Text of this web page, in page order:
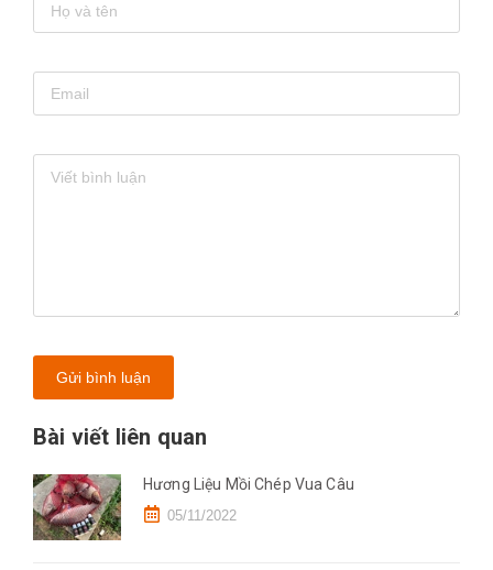
Gửi bình luận
Bài viết liên quan
Hương Liệu Mồi Chép Vua Câu
05/11/2022